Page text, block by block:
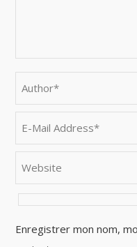
Enregistrer mon nom,